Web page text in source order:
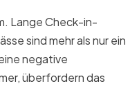
Lange Check-in-
sind mehr als nur ein
negative
überfordern das